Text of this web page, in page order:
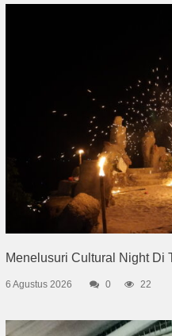
Menelusuri Cultural Night Di
6 Agustus 2026 0 22